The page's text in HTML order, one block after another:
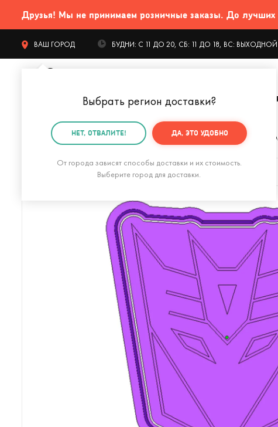
Друзья! Мы не принимаем розничные заказы. До лучших
ВАШ ГОРОД
Выбрать регион доставки?
НЕТ, ОТВАЛИТЕ! ДА, ЭТО УДОБНО
От города зависят способы доставки и их стоимость.
Выберите город для доставки.
БУДНИ: С 11 ДО 20, СБ: 11 ДО 18, ВС: ВЫХОДНОЙ
КАТАЛОГ
Главная Дом и офис Кухня Формы для выпечки